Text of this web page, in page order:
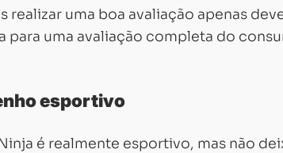
realizar uma boa avaliação apenas
para uma avaliação completa do
esportivo
é realmente esportivo, mas não